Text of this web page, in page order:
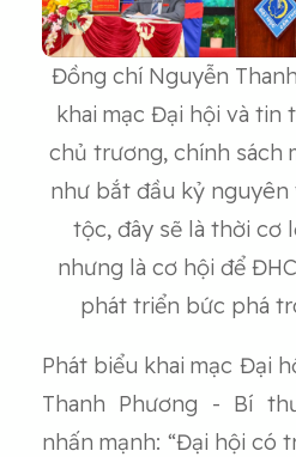
Đồng chí Nguyễn
khai mạc Đại hội và
chủ trương, chính sách
như bắt đầu kỷ nguyên
tộc, đây sẽ là thời cơ
nhưng là cơ hội để
phát triển bức phá
Phát biểu khai mạc Đại
Thanh Phương - Bí
nhấn mạnh: “Đại hội có